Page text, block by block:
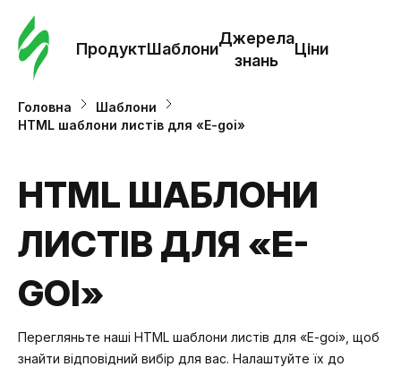
ПродуктШаблони
Джерела
знань
Ціни
Головна
Шаблони
HTML шаблони листів для «E-goi»
HTML ШАБЛОНИ
ЛИСТІВ ДЛЯ «E-
GOI»
Перегляньте наші HTML шаблони листів для «E-goi», щоб
знайти відповідний вибір для вас. Налаштуйте їх до